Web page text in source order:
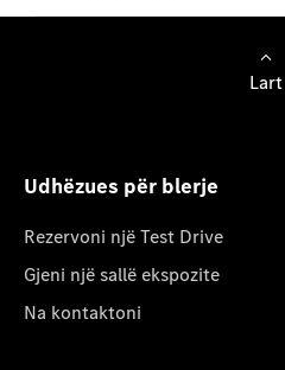
Lart
Udhëzues për blerje
Rezervoni një Test Drive
Gjeni një sallë ekspozite
Na kontaktoni